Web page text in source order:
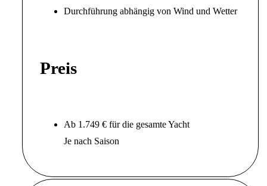
Durchführung abhängig von Wind und Wetter
Preis
Ab 1.749 € für die gesamte Yacht
Je nach Saison